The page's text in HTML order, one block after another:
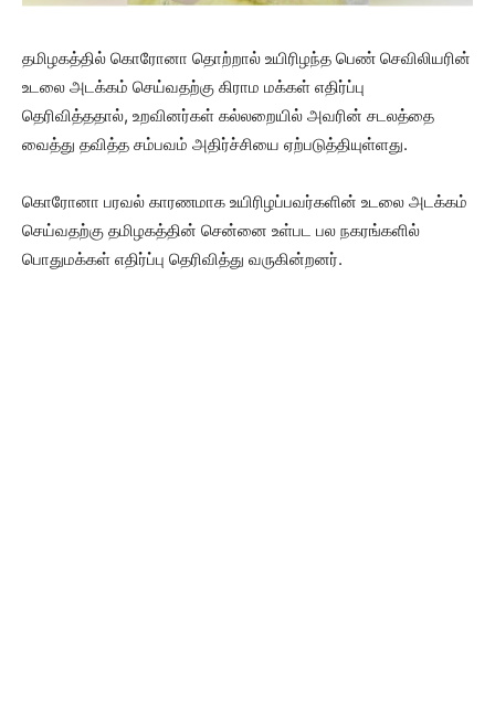
தமிழகத்தில் கொரோனா தொற்றால் உயிரிழந்த பெண் செவிலியரின்
உடலை அடக்கம் செய்வதற்கு கிராம மக்கள் எதிர்ப்பு
தெரிவித்ததால், உறவினர்கள் கல்லறையில் அவரின் சடலத்தை
வைத்து தவித்த சம்பவம் அதிர்ச்சியை ஏற்படுத்தியுள்ளது.
கொரோனா பரவல் காரணமாக உயிரிழப்பவர்களின் உடலை அடக்கம்
செய்வதற்கு தமிழகத்தின் சென்னை உள்பட பல நகரங்களில்
பொதுமக்கள் எதிர்ப்பு தெரிவித்து வருகின்றனர்.